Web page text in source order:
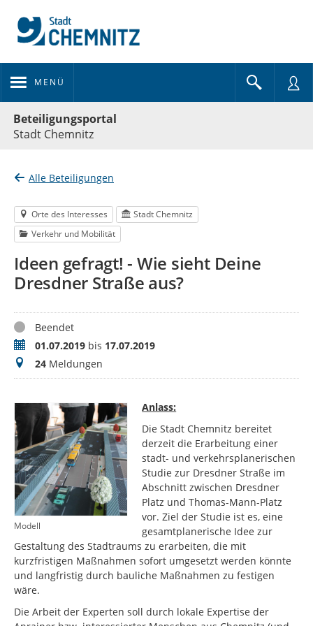
MENÜ
Beteiligungsportal
Stadt Chemnitz
Alle Beteiligungen
Orte des Interesses
Stadt Chemnitz
Verkehr und Mobilität
Ideen gefragt! - Wie sieht Deine
Dresdner Straße aus?
StatusBeendet
Zeitraum01.07.2019 bis 17.07.2019
Meldungen
24 Meldungen
Modell
Anlass:
Die Stadt Chemnitz bereitet
derzeit die Erarbeitung einer
stadt- und verkehrsplanerischen
Studie zur Dresdner Straße im
Abschnitt zwischen Dresdner
Platz und Thomas-Mann-Platz
vor. Ziel der Studie ist es, eine
gesamtplanerische Idee zur
Gestaltung des Stadtraums zu erarbeiten, die mit
kurzfristigen Maßnahmen sofort umgesetzt werden könnte
und langfristig durch bauliche Maßnahmen zu festigen
wäre.
Die Arbeit der Experten soll durch lokale Expertise der